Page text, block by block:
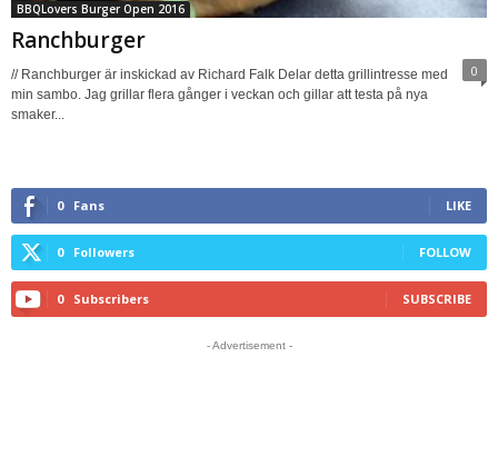
BBQLovers Burger Open 2016
Ranchburger
0
// Ranchburger är inskickad av Richard Falk Delar detta grillintresse med
min sambo. Jag grillar flera gånger i veckan och gillar att testa på nya
smaker...
0 Fans LIKE
0 Followers FOLLOW
0 Subscribers SUBSCRIBE
- Advertisement -